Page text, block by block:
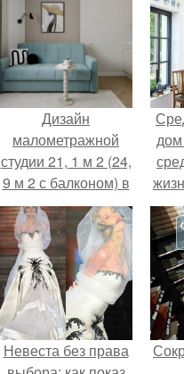
Дизайн
малометражной
студии 21, 1 м 2 (24,
9 м 2 с балконом) в
Краснодаре.
-
Невеста без права